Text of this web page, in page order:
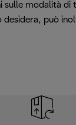
sulle modalità
desidera, può